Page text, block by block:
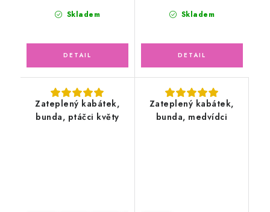
Skladem Skladem
Zateplený kabátek,
bunda, ptáčci květy
Zateplený kabátek,
bunda, medvídci